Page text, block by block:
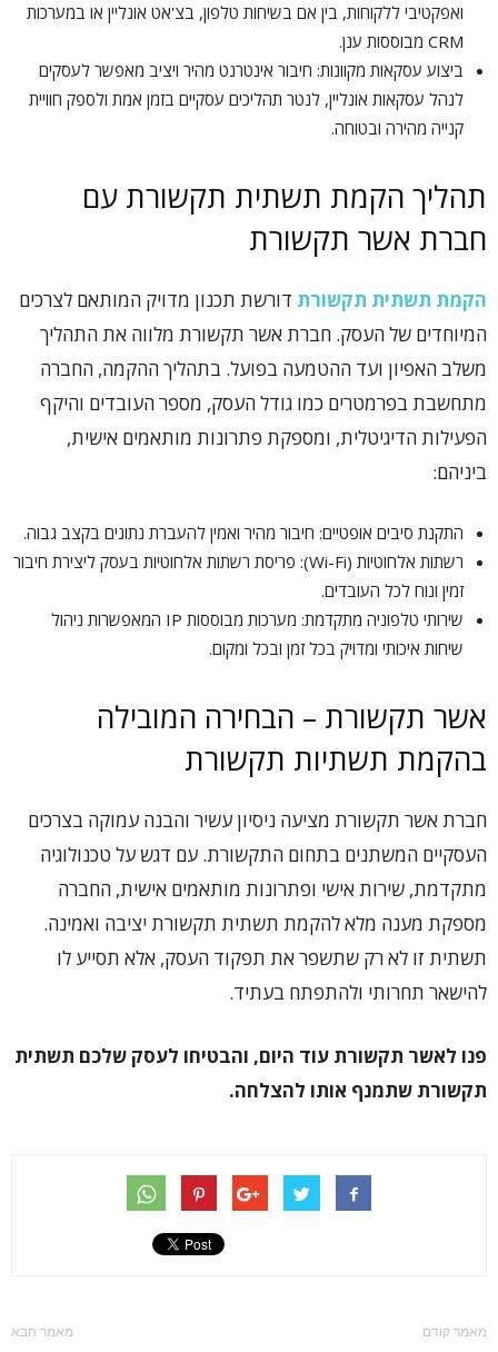
ואפקטיבי ללקוחות, בין אם בשיחות טלפון, בצ'אט אונליין או במערכות
CRM מבוססות ענן.
ביצוע עסקאות מקוונות: חיבור אינטרנט מהיר ויציב מאפשר לעסקים
לנהל עסקאות אונליין, לנטר תהליכים עסקיים בזמן אמת ולספק חוויית
קנייה מהירה ובטוחה.
תהליך הקמת תשתית תקשורת עם
חברת אשר תקשורת
הקמת תשתית תקשורת דורשת תכנון מדויק המותאם לצרכים
המיוחדים של העסק. חברת אשר תקשורת מלווה את התהליך
משלב האפיון ועד ההטמעה בפועל. בתהליך ההקמה, החברה
מתחשבת בפרמטרים כמו גודל העסק, מספר העובדים והיקף
הפעילות הדיגיטלית, ומספקת פתרונות מותאמים אישית,
ביניהם:
התקנת סיבים אופטיים: חיבור מהיר ואמין להעברת נתונים בקצב גבוה.
רשתות אלחוטיות (Wi-Fi): פריסת רשתות אלחוטיות בעסק ליצירת חיבור
זמין ונוח לכל העובדים.
שירותי טלפוניה מתקדמת: מערכות מבוססות IP המאפשרות ניהול
שיחות איכותי ומדויק בכל זמן ובכל ומקום.
אשר תקשורת – הבחירה המובילה
בהקמת תשתיות תקשורת
חברת אשר תקשורת מציעה ניסיון עשיר והבנה עמוקה בצרכים
העסקיים המשתנים בתחום התקשורת. עם דגש על טכנולוגיה
מתקדמת, שירות אישי ופתרונות מותאמים אישית, החברה
מספקת מענה מלא להקמת תשתית תקשורת יציבה ואמינה.
תשתית זו לא רק שתשפר את תפקוד העסק, אלא תסייע לו
להישאר תחרותי ולהתפתח בעתיד.
פנו לאשר תקשורת עוד היום, והבטיחו לעסק שלכם תשתית
תקשורת שתמנף אותו להצלחה.
מאמר קודם מאמר הבא